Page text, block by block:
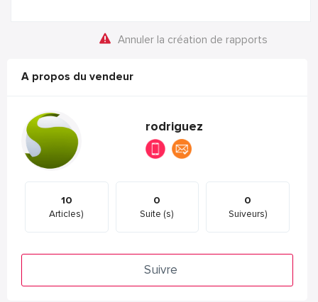
Annuler la création de rapports
A propos du vendeur
rodriguez
10
Articles)
0
Suite (s)
0
Suiveurs)
Suivre